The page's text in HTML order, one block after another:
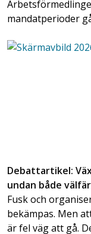
mandatperioder
Debattartikel:
undan både
Fusk och
bekämpas. Men
är fel väg att gå.